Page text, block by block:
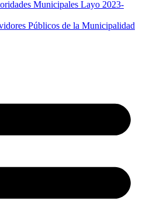
Municipales Layo 2023-
Públicos de la Municipalidad